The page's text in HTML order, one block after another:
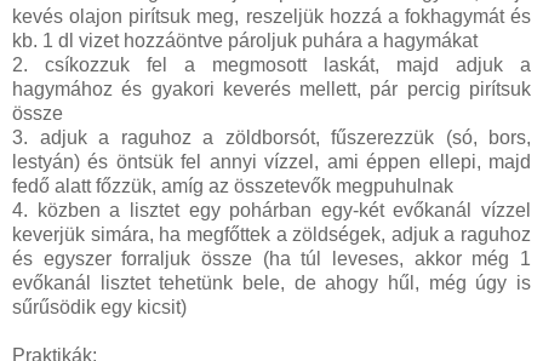
kevés olajon pirítsuk meg, reszeljük hozzá a fokhagymát és
kb. 1 dl vizet hozzáöntve pároljuk puhára a hagymákat
2. csíkozzuk fel a megmosott laskát, majd adjuk a
hagymához és gyakori keverés mellett, pár percig pirítsuk
össze
3. adjuk a raguhoz a zöldborsót, fűszerezzük (só, bors,
lestyán) és öntsük fel annyi vízzel, ami éppen ellepi, majd
fedő alatt főzzük, amíg az összetevők megpuhulnak
4. közben a lisztet egy pohárban egy-két evőkanál vízzel
keverjük simára, ha megfőttek a zöldségek, adjuk a raguhoz
és egyszer forraljuk össze (ha túl leveses, akkor még 1
evőkanál lisztet tehetünk bele, de ahogy hűl, még úgy is
sűrűsödik egy kicsit)
Praktikák: